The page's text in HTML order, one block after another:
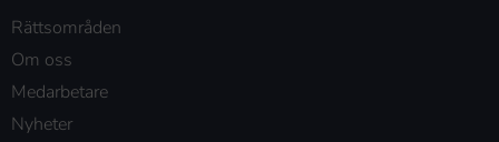
Rättsområden
Om oss
Medarbetare
Nyheter